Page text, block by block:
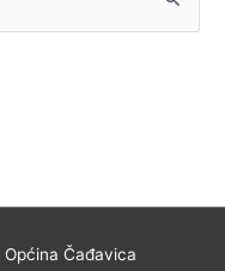
Općina Čađavica